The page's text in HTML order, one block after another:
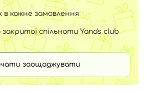
в кожне замовлення
спільноти Yana's club
заощаджувати